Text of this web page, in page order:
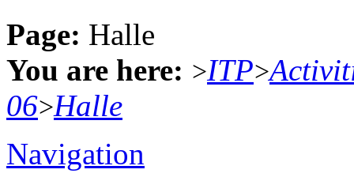
Page: Halle
You are here: >ITP>
06>Halle
Navigation